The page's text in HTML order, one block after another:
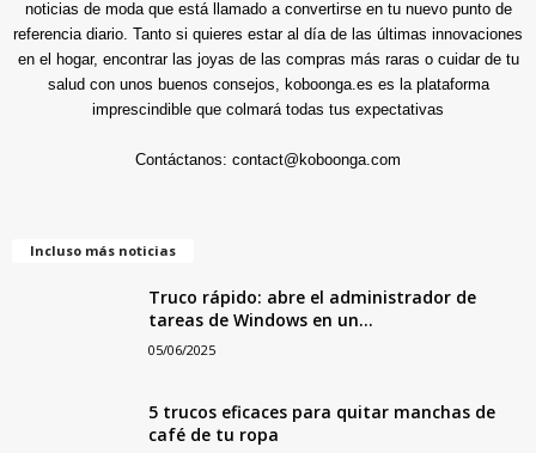
noticias de moda que está llamado a convertirse en tu nuevo punto de
referencia diario. Tanto si quieres estar al día de las últimas innovaciones
en el hogar, encontrar las joyas de las compras más raras o cuidar de tu
salud con unos buenos consejos, koboonga.es es la plataforma
imprescindible que colmará todas tus expectativas
Contáctanos: contact@koboonga.com
Incluso más noticias
Truco rápido: abre el administrador de
tareas de Windows en un...
05/06/2025
5 trucos eficaces para quitar manchas de
café de tu ropa